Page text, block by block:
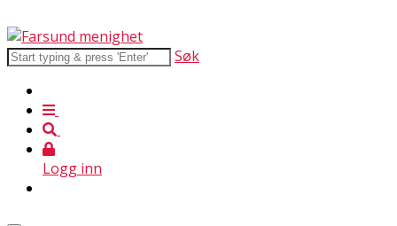
Søk
Logg inn